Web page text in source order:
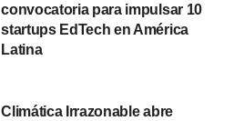
convocatoria para impulsar 10
startups EdTech en América
Latina
Climática Irrazonable abre